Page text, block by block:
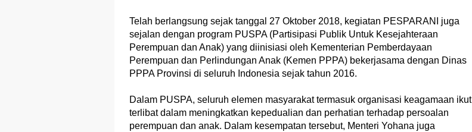
Telah berlangsung sejak tanggal 27 Oktober 2018, kegiatan PESPARANI juga
sejalan dengan program PUSPA (Partisipasi Publik Untuk Kesejahteraan
Perempuan dan Anak) yang diinisiasi oleh Kementerian Pemberdayaan
Perempuan dan Perlindungan Anak (Kemen PPPA) bekerjasama dengan Dinas
PPPA Provinsi di seluruh Indonesia sejak tahun 2016.
Dalam PUSPA, seluruh elemen masyarakat termasuk organisasi keagamaan ikut
terlibat dalam meningkatkan kepedualian dan perhatian terhadap persoalan
perempuan dan anak. Dalam kesempatan tersebut, Menteri Yohana juga